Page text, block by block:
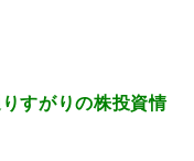
すがりの株投資情